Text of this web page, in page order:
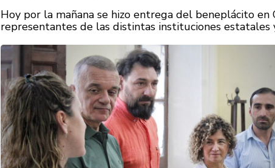
Hoy por la mañana se hizo entrega del beneplácito en
representantes de las distintas instituciones estatales